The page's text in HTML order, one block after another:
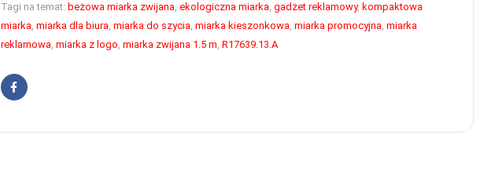
Tagi na temat: beżowa miarka zwijana, ekologiczna miarka, gadżet reklamowy, kompaktowa
miarka, miarka dla biura, miarka do szycia, miarka kieszonkowa, miarka promocyjna, miarka
reklamowa, miarka z logo, miarka zwijana 1.5 m, R17639.13.A
Facebook